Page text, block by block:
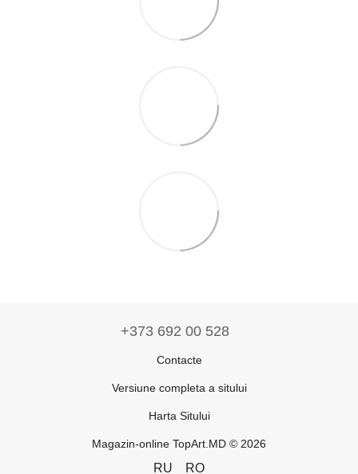
+373 692 00 528
Contacte
Versiune completa a sitului
Harta Sitului
Magazin-online TopArt.MD © 2026
RU RO